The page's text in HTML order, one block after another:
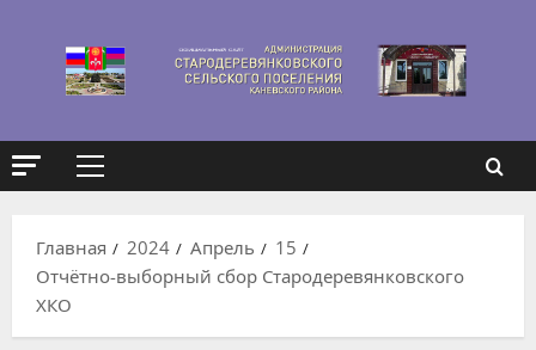
содержимому
Основное
Главная
2024 Апрель
15
Отчётно-выборный сбор Стародеревянковского
ХКО